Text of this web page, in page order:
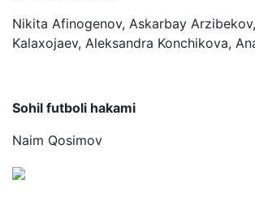
Nikita Afinogenov, Askarbay
Kalaxojaev, Aleksandra Konchikova,
Sohil futboli hakami
Naim Qosimov